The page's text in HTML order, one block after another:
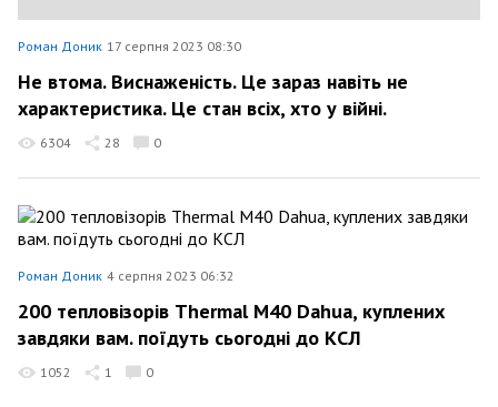
Роман Доник 17 серпня 2023 08:30
Не втома. Виснаженість. Це зараз навіть не
характеристика. Це стан всіх, хто у війні.
6304 28 0
Роман Доник 4 серпня 2023 06:32
200 тепловізорів Thermal M40 Dahua, куплених
завдяки вам. поїдуть сьогодні до КСЛ
1052 1 0